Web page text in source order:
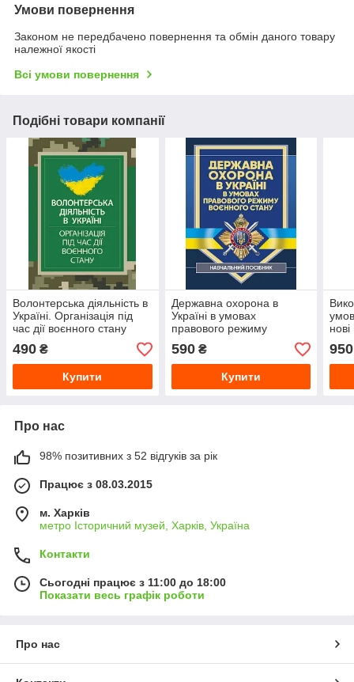
Умови повернення
Законом не передбачено повернення та обмін даного товару
належної якості
Всі умови повернення
Подібні товари компанії
Волонтерська діяльність в
Україні. Організація під
час дії воєнного стану
490 ₴
Купити
Державна охорона в
Україні в умовах
правового режиму
воєнного стану
590₴
Купити
950
Про нас
98% позитивних з 52 відгуків за рік
Працює з 08.03.2015
м. Харків
метро Історичний музей, Харків, Україна
Контакти
Сьогодні працює з 11:00 до 18:00
Показати весь графік роботи
Про нас